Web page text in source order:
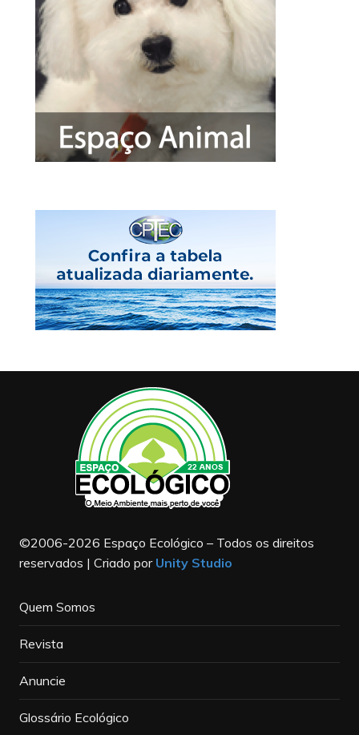
©2006-2026 Espaço Ecológico – Todos os direitos
reservados | Criado por Unity Studio
Quem Somos
Revista
Anuncie
Glossário Ecológico